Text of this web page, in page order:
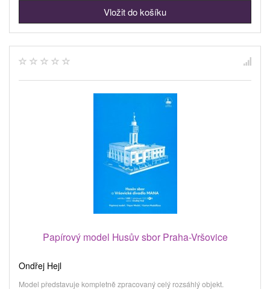
Papírový model Husův sbor Praha-Vršovice
Ondřej Hejl
Model představuje kompletně zpracovaný celý rozsáhlý objekt.